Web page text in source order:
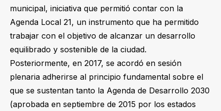
municipal, iniciativa que permitió contar con la
Agenda Local 21, un instrumento que ha permitido
trabajar con el objetivo de alcanzar un desarrollo
equilibrado y sostenible de la ciudad.
Posteriormente, en 2017, se acordó en sesión
plenaria adherirse al principio fundamental sobre el
que se sustentan tanto la Agenda de Desarrollo 2030
(aprobada en septiembre de 2015 por los estados